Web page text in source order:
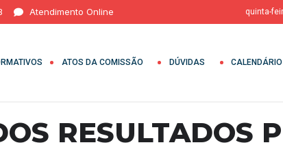
Atendimento Online quinta-
ATOS DA COMISSÃO DÚVIDAS CALENDÁRIO
RESULTADOS